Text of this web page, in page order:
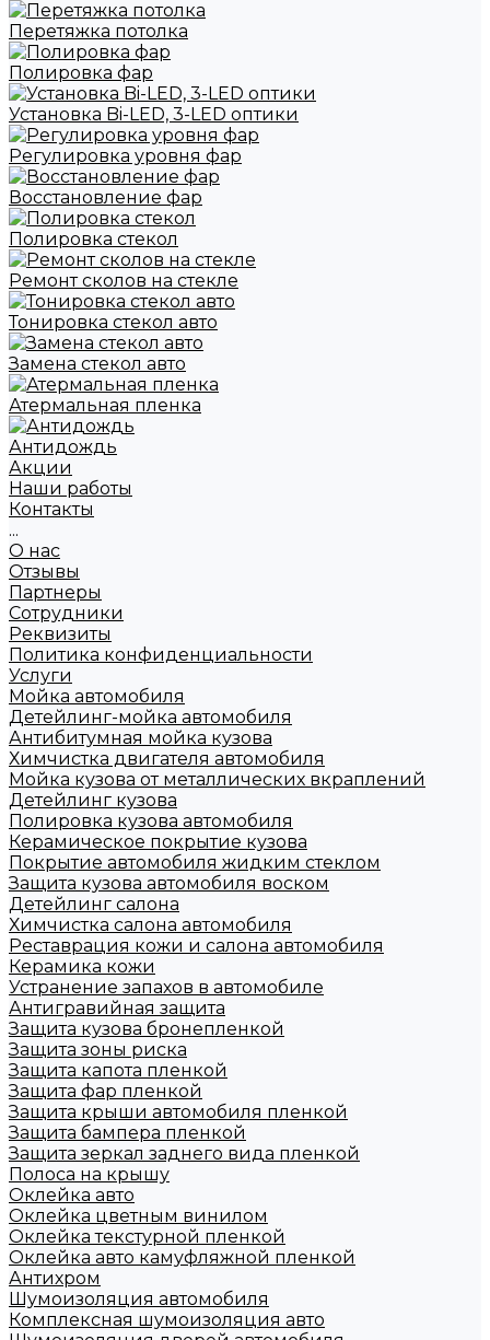
Перетяжка потолка
Полировка фар
Установка Bi-LED, 3-LED оптики
Регулировка уровня фар
Восстановление фар
Полировка стекол
Ремонт сколов на стекле
Тонировка стекол авто
Замена стекол авто
Атермальная пленка
Антидождь
Акции
Наши работы
Контакты
...
О нас
Отзывы
Партнеры
Сотрудники
Реквизиты
Политика конфиденциальности
Услуги
Мойка автомобиля
Детейлинг-мойка автомобиля
Антибитумная мойка кузова
Химчистка двигателя автомобиля
Мойка кузова от металлических вкраплений
Детейлинг кузова
Полировка кузова автомобиля
Керамическое покрытие кузова
Покрытие автомобиля жидким стеклом
Защита кузова автомобиля воском
Детейлинг салона
Химчистка салона автомобиля
Реставрация кожи и салона автомобиля
Керамика кожи
Устранение запахов в автомобиле
Антигравийная защита
Защита кузова бронепленкой
Защита зоны риска
Защита капота пленкой
Защита фар пленкой
Защита крыши автомобиля пленкой
Защита бампера пленкой
Защита зеркал заднего вида пленкой
Полоса на крышу
Оклейка авто
Оклейка цветным винилом
Оклейка текстурной пленкой
Оклейка авто камуфляжной пленкой
Антихром
Шумоизоляция автомобиля
Комплексная шумоизоляция авто